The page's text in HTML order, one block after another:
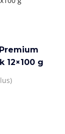
12×100 g